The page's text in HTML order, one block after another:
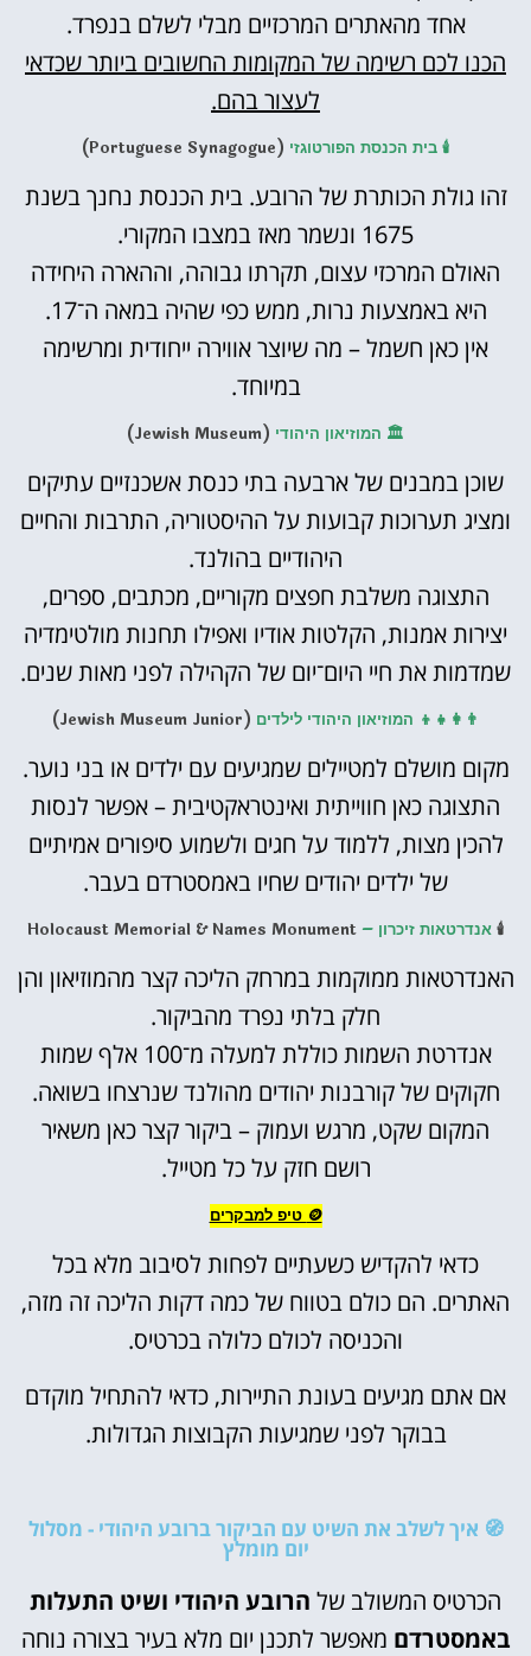
אחד מהאתרים המרכזיים מבלי לשלם בנפרד.
הכנו לכם רשימה של המקומות החשובים ביותר שכדאי
לעצור בהם.
🕯️ בית הכנסת הפורטוגזי (Portuguese Synagogue)
זהו גולת הכותרת של הרובע. בית הכנסת נחנך בשנת
1675 ונשמר מאז במצבו המקורי.
האולם המרכזי עצום, תקרתו גבוהה, וההארה היחידה
היא באמצעות נרות, ממש כפי שהיה במאה ה־17.
אין כאן חשמל – מה שיוצר אווירה ייחודית ומרשימה
במיוחד.
🏛️ המוזיאון היהודי (Jewish Museum)
שוכן במבנים של ארבעה בתי כנסת אשכנזיים עתיקים
ומציג תערוכות קבועות על ההיסטוריה, התרבות והחיים
היהודיים בהולנד.
התצוגה משלבת חפצים מקוריים, מכתבים, ספרים,
יצירות אמנות, הקלטות אודיו ואפילו תחנות מולטימדיה
שמדמות את חיי היום־יום של הקהילה לפני מאות שנים.
👨‍👩‍👧‍👦 המוזיאון היהודי לילדים (Jewish Museum Junior)
מקום מושלם למטיילים שמגיעים עם ילדים או בני נוער.
התצוגה כאן חווייתית ואינטראקטיבית – אפשר לנסות
להכין מצות, ללמוד על חגים ולשמוע סיפורים אמיתיים
של ילדים יהודים שחיו באמסטרדם בעבר.
🕯️ אנדרטאות זיכרון –
האנדרטאות ממוקמות במרחק הליכה קצר מהמוזיאון והן
חלק בלתי נפרד מהביקור.
אנדרטת השמות כוללת למעלה מ־100 אלף שמות
חקוקים של קורבנות יהודים מהולנד שנרצחו בשואה.
המקום שקט, מרגש ועמוק – ביקור קצר כאן משאיר
רושם חזק על כל מטייל.
🪙 טיפ למבקרים
כדאי להקדיש כשעתיים לפחות לסיבוב מלא בכל
האתרים. הם כולם בטווח של כמה דקות הליכה זה מזה,
והכניסה לכולם כלולה בכרטיס.
אם אתם מגיעים בעונת התיירות, כדאי להתחיל מוקדם
בבוקר לפני שמגיעות הקבוצות הגדולות.
🧭 איך לשלב את השיט עם הביקור ברובע היהודי - מסלול
יום מומלץ
הכרטיס המשולב של הרובע היהודי ושיט התעלות
באמסטרדם מאפשר לתכנן יום מלא בעיר בצורה נוחה